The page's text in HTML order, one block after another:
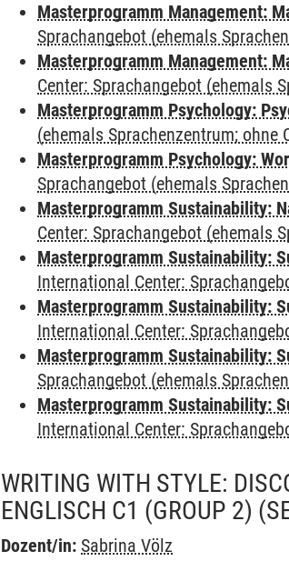
Masterprogramm Management:
Sprachangebot (ehemals
Masterprogramm Management:
Center: Sprachangebot (ehemals
Masterprogramm Psychology:
(ehemals Sprachenzentrum; ohne
Masterprogramm Psychology:
Sprachangebot (ehemals
Masterprogramm Sustainability:
Center: Sprachangebot (ehemals
Masterprogramm Sustainability:
International Center:
Masterprogramm Sustainability:
International Center:
Masterprogramm Sustainability:
Sprachangebot (ehemals
Masterprogramm Sustainability:
International Center:
WRITING WITH STYLE:
ENGLISCH C1 (GROUP 2)
Dozent/in: Sabrina Völz